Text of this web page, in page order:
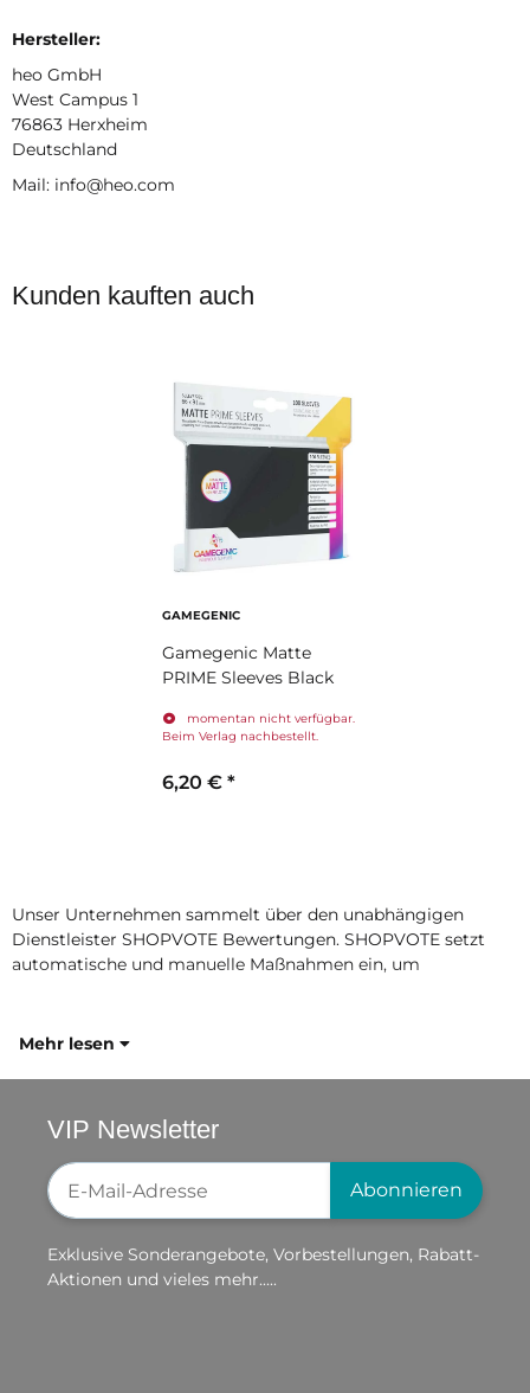
Hersteller:
heo GmbH
West Campus 1
76863 Herxheim
Deutschland
Mail: info@heo.com
Kunden kauften auch
GAMEGENIC
Gamegenic Matte
PRIME Sleeves Black
momentan nicht verfügbar.
Beim Verlag nachbestellt.
6,20 € *
Unser Unternehmen sammelt über den unabhängigen
Dienstleister SHOPVOTE Bewertungen. SHOPVOTE setzt
automatische und manuelle Maßnahmen ein, um
Mehr lesen
VIP Newsletter
Newsletter-Registrierung
Abonnieren
Exklusive Sonderangebote, Vorbestellungen, Rabatt-
Aktionen und vieles mehr.....